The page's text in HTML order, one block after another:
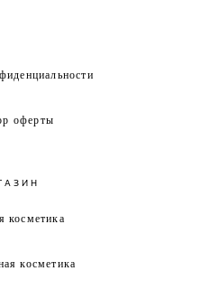
оферты
косметика
косметика